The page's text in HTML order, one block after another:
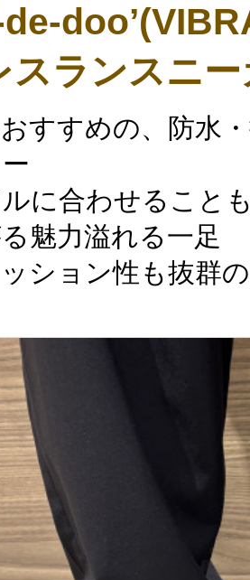
スランスニ
すすめの、防水
に合わせること
魅力溢れる一足
ション性も抜群